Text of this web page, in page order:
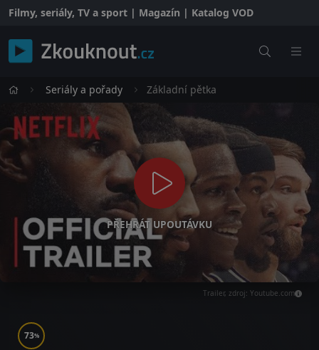
Filmy, seriály, TV a sport | Magazín | Katalog VOD
Seriály a pořady Základní pětka
PŘEHRÁT UPOUTÁVKU
Trailer, zdroj: Youtube.com
73%